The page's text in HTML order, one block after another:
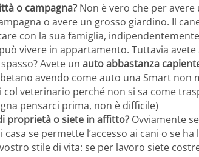
o campagna? Non è vero che per
o avere un grosso giardino. Il
con la sua famiglia,
vivere in appartamento. Tuttavia
Avete un auto abbastanza
avendo come auto una Smart non
col veterinario perché non si sa come
pensarci prima, non è difficile)
proprietà o siete in affitto? Ovviamente
casa se permette l’accesso ai cani o se
stile di vita: se per lavoro siete